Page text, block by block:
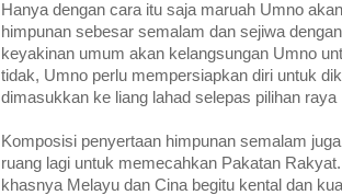
Hanya dengan cara itu saja maruah Umno
himpunan sebesar semalam dan sejiwa
keyakinan umum akan kelangsungan Umno
tidak, Umno perlu mempersiapkan diri untuk
dimasukkan ke liang lahad selepas pilihan raya
Komposisi penyertaan himpunan semalam
ruang lagi untuk memecahkan Pakatan
khasnya Melayu dan Cina begitu kental dan